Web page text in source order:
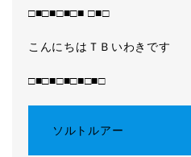
□■□■□■□■ □■□
こんにちはＴＢいわきです
□■□■□■□■□■□
ソルトルアー